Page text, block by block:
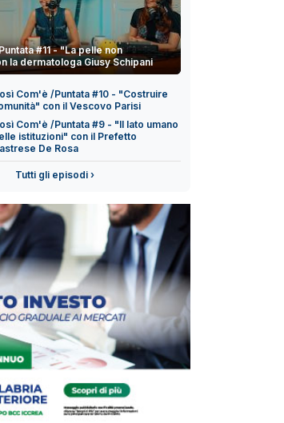
#11 - "La pelle non
la dermatologa Giusy Schipani
Com'è /Puntata #10 - "Costruire
con il Vescovo Parisi
Com'è /Puntata #9 - "Il lato umano
istituzioni" con il Prefetto
De Rosa
Tutti gli episodi ›